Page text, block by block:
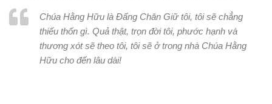
Chúa Hằng Hữu là Ðấng Chăn Giữ tôi, tôi sẽ chẳng
thiếu thốn gì. Quả thật, trọn đời tôi, phước hạnh và
thương xót sẽ theo tôi, tôi sẽ ở trong nhà Chúa Hằng
Hữu cho đến lâu dài!